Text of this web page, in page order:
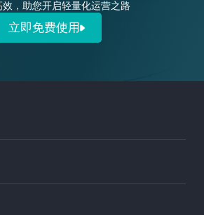
效，助您开启轻量化运营之路
立即免费使用